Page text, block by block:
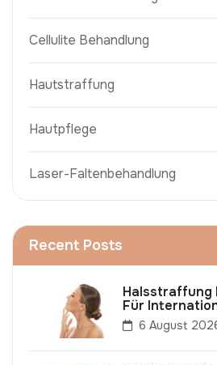
Cellulite Behandlung
Hautstraffung
Hautpflege
Laser-Faltenbehandlung
Recent Posts
Halsstraffung
Für
6 August